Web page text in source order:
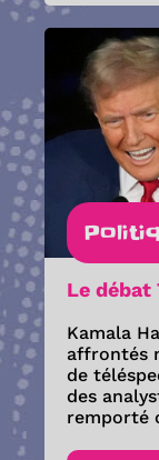
Le
Kamala
affrontés
de
des
remporté